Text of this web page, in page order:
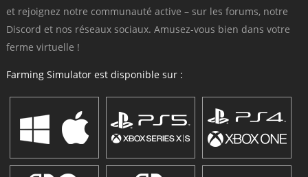
et rejoignez notre communauté active – sur les forums, notre
Discord et nos réseaux sociaux. Amusez-vous bien dans votre
ferme virtuelle !
Farming Simulator est disponible sur :